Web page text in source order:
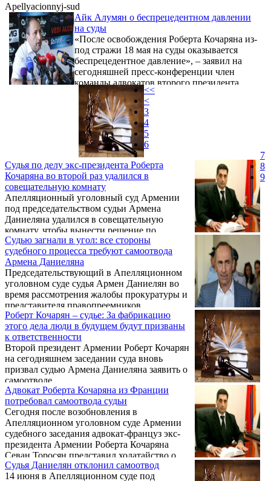
Apellyacionnyj-sud
Айк Алумян о беспрецедентном давлении
на суды
«После освобождения Роберта Кочаряна из-
под стражи 18 мая на суды оказывается
беспрецедентное давление», – заявил на
сегодняшней пресс-конференции член
команды адвокатов второго президента
Армении Роберта Кочаряна.
Судья по делу экс-президента Роберта
Кочаряна во второй раз удалился в
совещательную комнату
Апелляционный уголовный суд Армении
под председательством судьи Армена
Даниеляна удалился в совещательную
комнату, чтобы вынести решение по
ходатайству представителя пострадавшего
по делу 1 марта Седы Сафарян и других.
Судью загнали в угол: все стороны
судебного процесса требуют самоотвода
Армена Даниеляна
Председательствующий в Апелляционном
уголовном суде судья Армен Даниелян во
время рассмотрения жалобы прокуратуры и
представителя правопреемников
пострадавших по делу экс-президента
Роберта Кочаряна и других бывших
высокопоставленных лиц оказался в
безвыходной ситуации. Все стороны
судебного процесса заявили о его
самоотводе, что свидетельствует о глубоком
недоверии к судье.
Роберт Кочарян – судье: За фабрикацию
этого дела люди в будущем будут призваны
к ответственности
Второй президент Армении Роберт Кочарян
на сегодняшнем заседании суда вновь
призвал судью Армена Даниеляна заявить о
самоотводе.
Адвокат Роберта Кочаряна из Франции
потребовал самоотвода судьи
Сегодня после возобновления в
Апелляционном уголовном суде Армении
судебного заседания адвокат-француз экс-
президента Армении Роберта Кочаряна
Севан Торосян представил ходатайство о
самоотводе председательствующего судьи
Армена Даниеляна. Он армянин по
Судья Даниелян отклонил самоотвод
14 июня в Апелляционном суде под
<<
<
3
4
5
6
7
8
9